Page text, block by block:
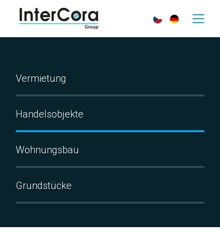
Vermietung
Handelsobjekte
Wohnungsbau
Grundstücke